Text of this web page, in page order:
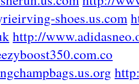
shoes.us.com
http://